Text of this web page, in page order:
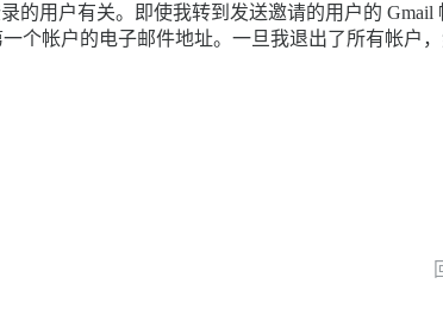
的用户有关。即使我转到发送邀请的用户的
个帐户的电子邮件地址。一旦我退出了所有帐户